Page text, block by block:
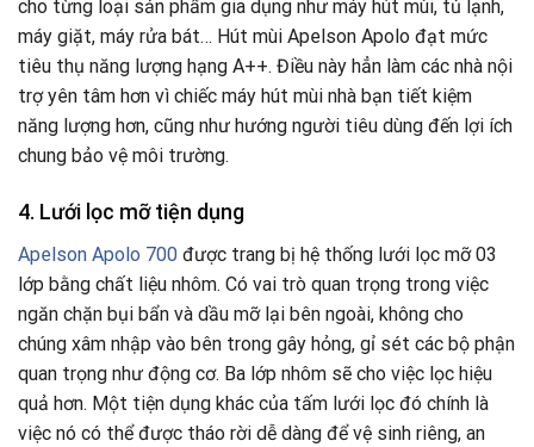
cho từng loại sản phẩm gia dụng như máy hút mùi, tủ lạnh,
máy giặt, máy rửa bát… Hút mùi Apelson Apolo đạt mức
tiêu thụ năng lượng hạng A++. Điều này hẳn làm các nhà nội
trợ yên tâm hơn vì chiếc máy hút mùi nhà bạn tiết kiệm
năng lượng hơn, cũng như hướng người tiêu dùng đến lợi ích
chung bảo vệ môi trường.
4. Lưới lọc mỡ tiện dụng
Apelson Apolo 700 được trang bị hệ thống lưới lọc mỡ 03
lớp bằng chất liệu nhôm. Có vai trò quan trọng trong việc
ngăn chặn bụi bẩn và dầu mỡ lại bên ngoài, không cho
chúng xâm nhập vào bên trong gây hỏng, gỉ sét các bộ phận
quan trọng như động cơ. Ba lớp nhôm sẽ cho việc lọc hiệu
quả hơn. Một tiện dụng khác của tấm lưới lọc đó chính là
việc nó có thể được tháo rời dễ dàng để vệ sinh riêng, an